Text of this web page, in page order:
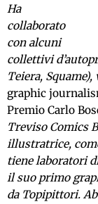
Ha
collaborato
con alcuni
collettivi
Teiera,
graphic
Premio Carlo
Treviso Comics
illustratrice,
tiene laboratori
il suo primo
da Topipittori.